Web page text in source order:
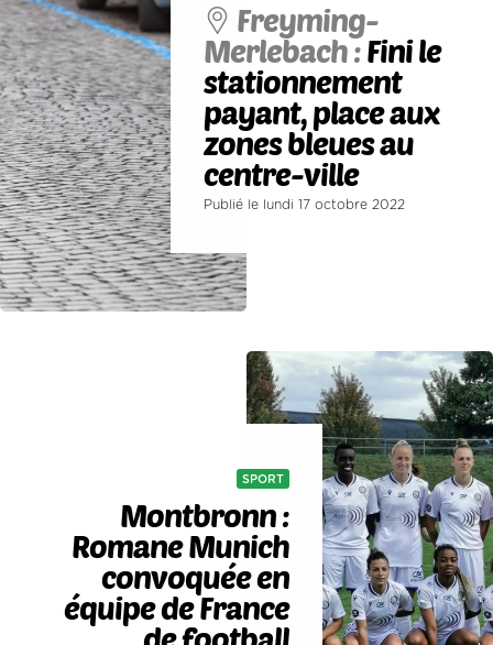
Freyming-
Merlebach :Fini le
stationnement
payant, place aux
zones bleues au
centre-ville
Publié le lundi 17 octobre 2022
SPORT
Montbronn :
Romane Munich
convoquée en
équipe de France